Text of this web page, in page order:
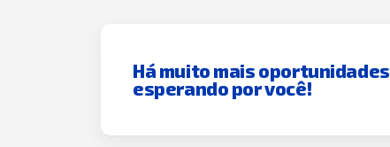
Há muito mais oportunidades
esperando por você!